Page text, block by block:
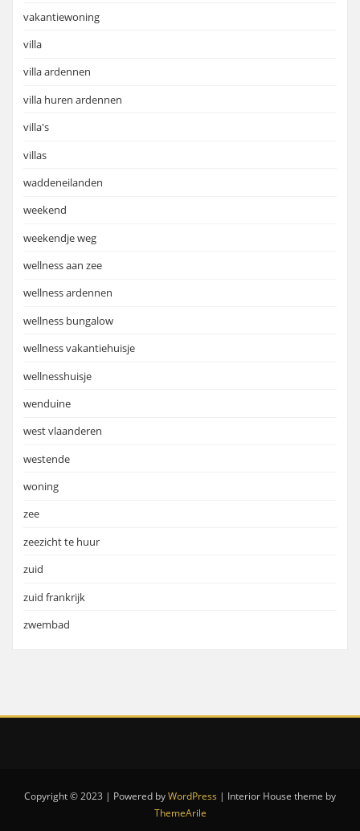
vakantiewoning
villa
villa ardennen
villa huren ardennen
villa's
villas
waddeneilanden
weekend
weekendje weg
wellness aan zee
wellness ardennen
wellness bungalow
wellness vakantiehuisje
wellnesshuisje
wenduine
west vlaanderen
westende
woning
zee
zeezicht te huur
zuid
zuid frankrijk
zwembad
Copyright © 2023 | Powered byWordPress | Interior House theme by
ThemeArile